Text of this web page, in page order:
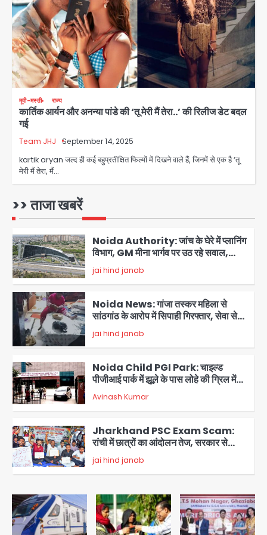
मूवी-मस्ती राज्य
कार्तिक आर्यन और अनन्या पांडे की ‘तू मेरी मैं तेरा..’ की रिलीज डेट बदल
गई
Team JHJ September 14, 2025
kartik aryan जल्द ही कई बहुप्रतीक्षित फिल्मों में दिखने वाले हैं, जिनमें से एक है ‘तू
मेरी मैं तेरा, मैं…
>> ताजा खबरें
4
Noida Child PGI Park: चाइल्ड
पीजीआई पार्क में झूले के पास लोहे की ग्रिल में
उतरा करंट, 7 साल के बच्चे की हालत गंभीर,
बिजली विभाग पर लापरवाही का आरोप
Avinash Kumar
Jharkhand PSC Exam Scam:
बातचीत को तैयार, रखीं दो बड़ी शर्तें
jai hind janab
1
Noida road repair delays: नोएडा
में रंगीन लाइटों की चमक, लेकिन सड़कें अभी भी
उखड़ी: प्राधिकरण के सौंदर्यीकरण बनाम आम
आदमी की परेशानी
2
विभाग, GM मीना भार्गव पर उठ रहे सवाल,
jai hind janab
3
Noida News: गांजा तस्कर महिला से
सांठगांठ के आरोप में सिपाही गिरफ्तार, सेवा से
jai hind janab
4
Noida Child PGI Park: चाइल्ड
पीजीआई पार्क में झूले के पास लोहे की ग्रिल में
बिजली विभाग पर लापरवाही का आरोप
Avinash Kumar
5
Jharkhand PSC Exam Scam:
रांची में छात्रों का आंदोलन तेज, सरकार से
jai hind janab
1
Noida road repair delays: नोएडा
में रंगीन लाइटों की चमक, लेकिन सड़कें अभी भी
आदमी की परेशानी
Noida Authority: जांच के घेरे में प्लानिंग